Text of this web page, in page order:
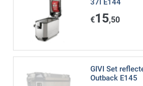
37l E144
€15,50
GIVI Set
Outback E145